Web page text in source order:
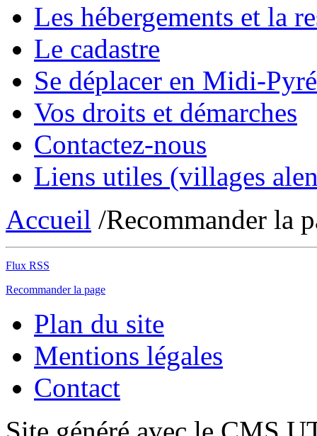
Les hébergements et la
Le cadastre
Se déplacer en Midi-
Vos droits et démarches
Contactez-nous
Liens utiles (villages
Accueil /Recommander la
Flux RSS
Recommander la page
Plan du site
Mentions légales
Contact